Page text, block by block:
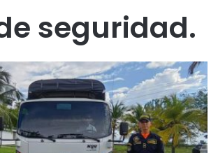
seguridad.